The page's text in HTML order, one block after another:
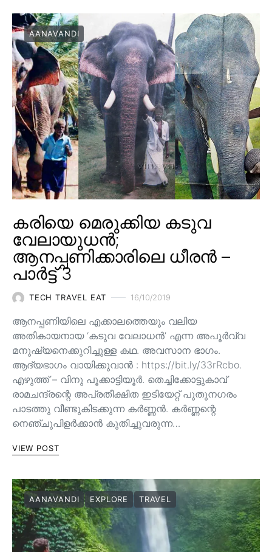
AANAVANDI
കരിയെ മെരുക്കിയ കടുവ
വേലായുധൻ;
ആനപ്പണിക്കാരിലെ ധീരൻ –
പാർട്ട് 3
TECH TRAVEL EAT 16/10/2019
ആനപ്പണിയിലെ എക്കാലത്തെയും വലിയ
അതികായനായ ‘കടുവ വേലാധൻ’ എന്ന അപൂർവ്വ
മനുഷ്യനെക്കുറിച്ചുള്ള കഥ. അവസാന ഭാഗം.
ആദ്യഭാഗം വായിക്കുവാൻ : https://bit.ly/33rRcbo.
എഴുത്ത് – വിനു പൂക്കാട്ടിയൂർ. തെച്ചിക്കോട്ടുകാവ്
രാമചന്ദ്രന്റെ അപ്രതീക്ഷിത ഇടിയേറ്റ് പുതുനഗരം
പാടത്തു വീണ്ടുകിടക്കുന്ന കർണ്ണൻ. കർണ്ണന്റെ
നെഞ്ചുപിളർക്കാൻ കുതിച്ചുവരുന്ന…
VIEW POST
AANAVANDI EXPLORE TRAVEL